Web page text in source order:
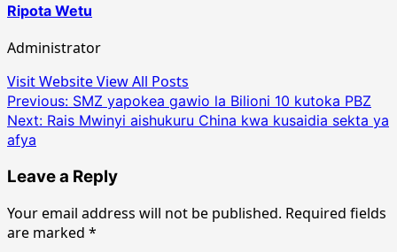
Ripota Wetu
Administrator
Visit WebsiteView All Posts
Post
navigation
Previous: SMZ yapokea gawio la Bilioni 10 kutoka PBZ
Next: Rais Mwinyi aishukuru China kwa kusaidia sekta ya
afya
Leave a Reply
Your email address will not be published. Required fields
are marked *